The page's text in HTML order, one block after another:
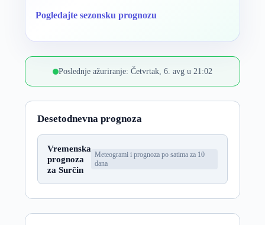
Pogledajte sezonsku prognozu
Poslednje ažuriranje: Četvrtak, 6. avg u 21:02
Desetodnevna prognoza
Vremenska
prognoza
za Surčin
Meteogrami i prognoza po satima za 10
dana